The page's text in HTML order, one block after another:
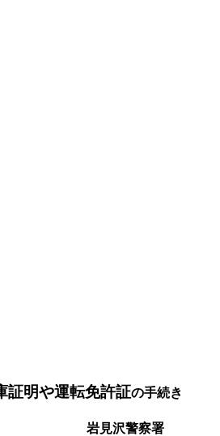
証明や運転免許証の手続き
岩見沢警察署